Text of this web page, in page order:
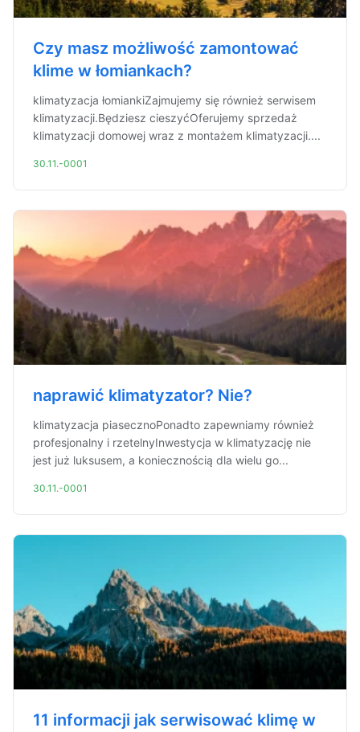
Czy masz możliwość zamontować
klime w łomiankach?
klimatyzacja łomiankiZajmujemy się również serwisem
klimatyzacji.Będziesz cieszyćOferujemy sprzedaż
klimatyzacji domowej wraz z montażem klimatyzacji....
30.11.-0001
naprawić klimatyzator? Nie?
klimatyzacja piasecznoPonadto zapewniamy również
profesjonalny i rzetelnyInwestycja w klimatyzację nie
jest już luksusem, a koniecznością dla wielu go...
30.11.-0001
11 informacji jak serwisować klimę w